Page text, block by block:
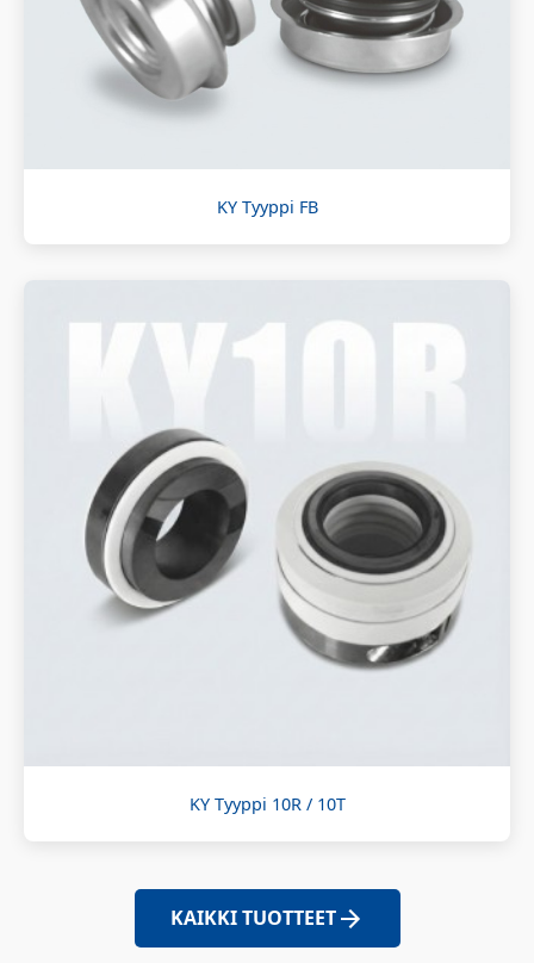
KY Tyyppi FB
KY Tyyppi 10R / 10T
KAIKKI TUOTTEET